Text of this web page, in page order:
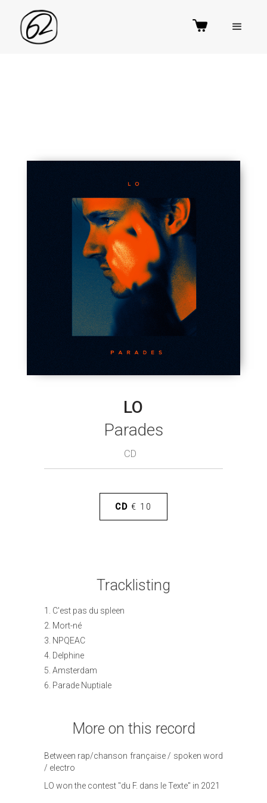
LO
Parades
CD
CD € 10
Tracklisting
1. C'est pas du spleen
2. Mort-né
3. NPQEAC
4. Delphine
5. Amsterdam
6. Parade Nuptiale
More on this record
Between rap/chanson française / spoken word
/ electro
LO won the contest "du F. dans le Texte" in 2021